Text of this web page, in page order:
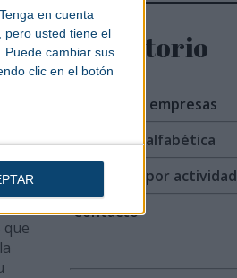
Tenga en cuenta
pero usted tiene el
Puede cambiar sus
clic en el botón
Directorio
Listado de empresas
Búsqueda alfabética
Búsqueda por actividad
Contacto